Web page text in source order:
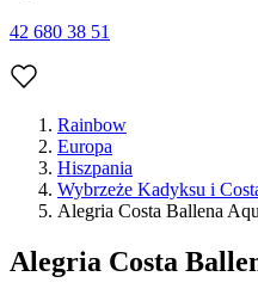
42 680 38 51
Rainbow
Europa
Hiszpania
Wybrzeże Kadyksu i
Alegria Costa Ballena
Alegria Costa